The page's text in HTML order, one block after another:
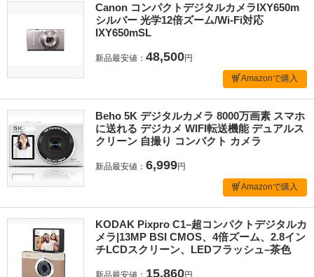
Canon コンパクトデジタルカメラIXY650m
シルバー 光学12倍ズーム/Wi-Fi対応
IXY650mSL
新品最安値： 48,500円
Amazonで購入
Beho 5K デジタルカメラ 8000万画素 スマホ
に送れる デジカメ WIFI転送機能 デュアルス
クリーン 自撮り コンパクト カメラ
新品最安値： 6,999円
Amazonで購入
KODAK Pixpro C1–超コンパクトデジタルカ
メラ|13MP BSI CMOS、4倍ズーム、2.8イン
チLCDスクリーン、LEDフラッシュ–茶色
新品最安値： 15,860円